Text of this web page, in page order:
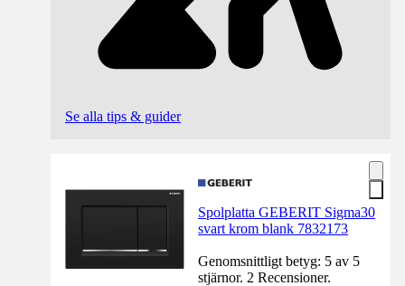
Se alla tips & guider
Spolplatta GEBERIT Sigma30
svart krom blank 7832173
Genomsnittligt betyg: 5 av 5
stjärnor. 2 Recensioner.